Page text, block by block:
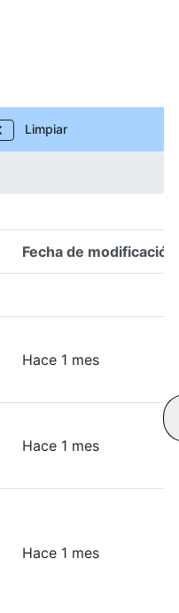
Limpiar
Fecha de modificación
Hace 1 mes
Hace 1 mes
Hace 1 mes